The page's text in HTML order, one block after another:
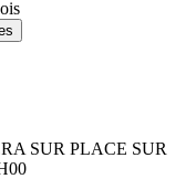
SUR PLACE SUR